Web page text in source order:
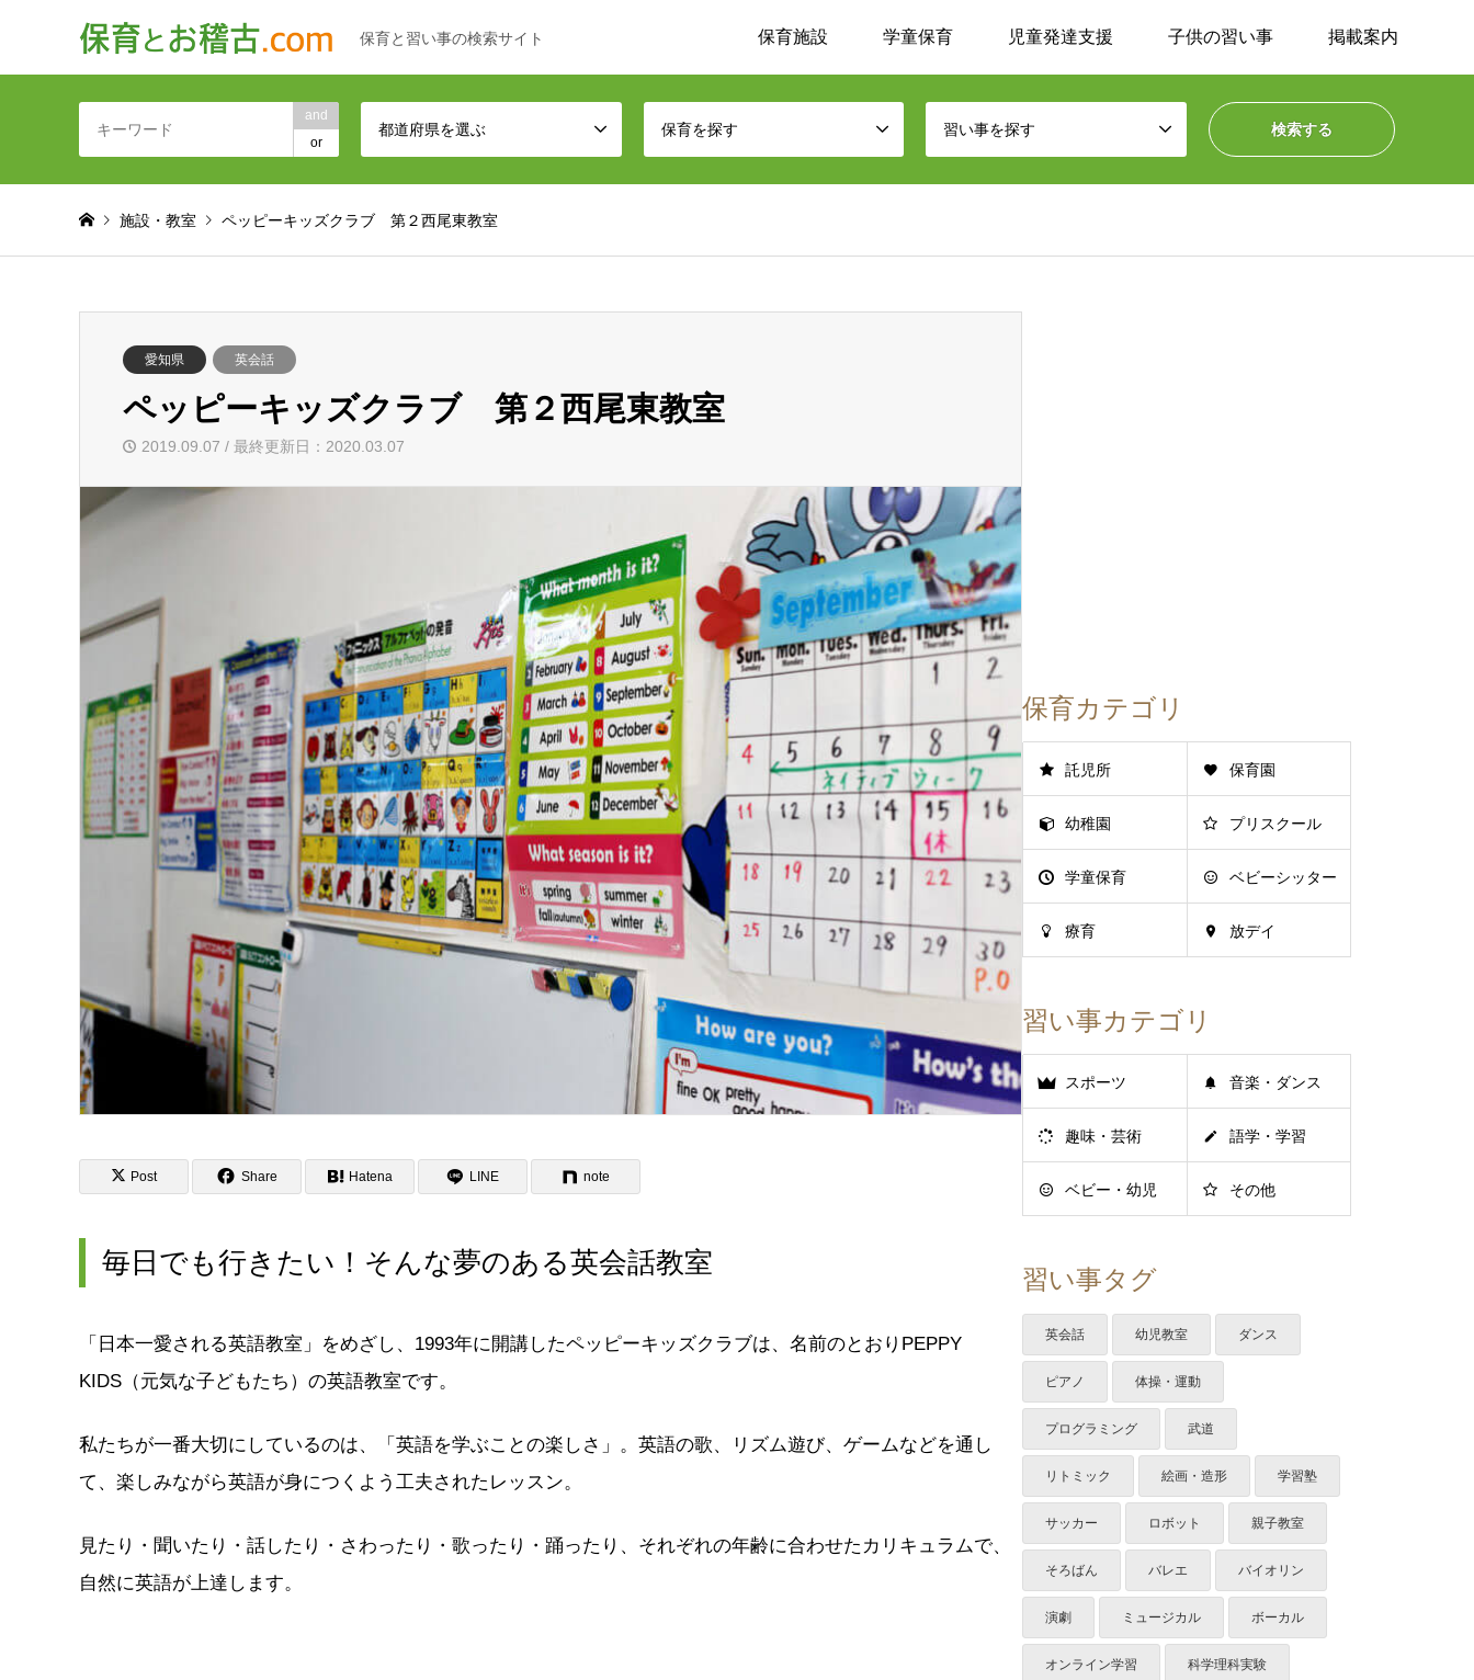
保育と習い事の検索サイト 保育施設 学童保育 児童発達支援 子供の習い事 掲載案内
and
or
都道府県を選ぶ 保育を探す 習い事を探す
施設・教室 ペッピーキッズクラブ 第２西尾東教室
愛知県 英会話
ペッピーキッズクラブ 第２西尾東教室
2019.09.07 / 最終更新日：2020.03.07
Post Share Hatena LINE note
毎日でも行きたい！そんな夢のある英会話教室
「日本一愛される英語教室」をめざし、1993年に開講したペッピーキッズクラブは、名前のとおりPEPPY
KIDS（元気な子どもたち）の英語教室です。
私たちが一番大切にしているのは、「英語を学ぶことの楽しさ」。英語の歌、リズム遊び、ゲームなどを通し
て、楽しみながら英語が身につくよう工夫されたレッスン。
見たり・聞いたり・話したり・さわったり・歌ったり・踊ったり、それぞれの年齢に合わせたカリキュラムで、
自然に英語が上達します。
保育カテゴリ
託児所 保育園
幼稚園 プリスクール
学童保育 ベビーシッター
療育 放デイ
習い事カテゴリ
スポーツ 音楽・ダンス
趣味・芸術 語学・学習
ベビー・幼児 その他
習い事タグ
英会話 幼児教室 ダンス
ピアノ 体操・運動
プログラミング 武道
リトミック 絵画・造形 学習塾
サッカー ロボット 親子教室
そろばん バレエ バイオリン
演劇 ミュージカル ボーカル
オンライン学習 科学理科実験